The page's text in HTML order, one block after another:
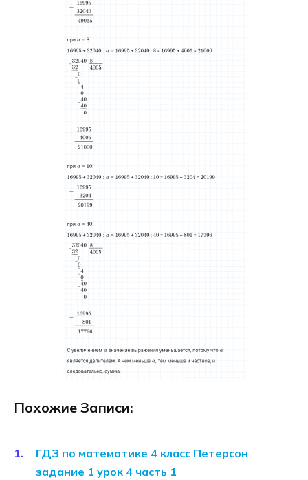
Похожие Записи:
ГДЗ по математике 4 класс Петерсон
задание 1 урок 4 часть 1